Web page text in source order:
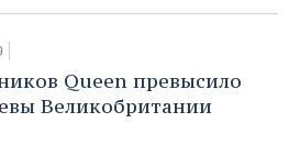
Queen превысило
Великобритании